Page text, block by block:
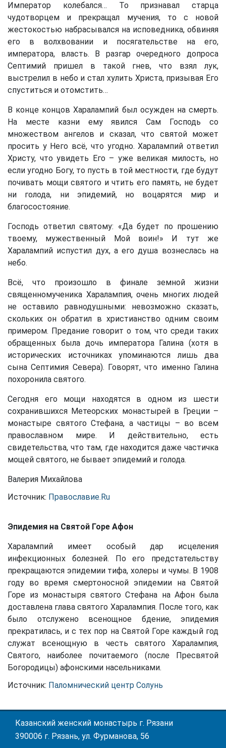
Император колебался… То признавал старца
чудотворцем и прекращал мучения, то с новой
жестокостью набрасывался на исповедника, обвиняя
его в волхвовании и посягательстве на его,
императора, власть. В разгар очередного допроса
Септимий пришел в такой гнев, что взял лук,
выстрелил в небо и стал хулить Христа, призывая Его
спуститься и отомстить…
В конце концов Харалампий был осужден на смерть.
На месте казни ему явился Сам Господь со
множеством ангелов и сказал, что святой может
просить у Него всё, что угодно. Харалампий ответил
Христу, что увидеть Его – уже великая милость, но
если угодно Богу, то пусть в той местности, где будут
почивать мощи святого и чтить его память, не будет
ни голода, ни эпидемий, но воцарятся мир и
благосостояние.
Господь ответил святому: «Да будет по прошению
твоему, мужественный Мой воин!» И тут же
Харалампий испустил дух, а его душа вознеслась на
небо.
Всё, что произошло в финале земной жизни
священномученика Харалампия, очень многих людей
не оставило равнодушными: невозможно сказать,
скольких он обратил в христианство одним своим
примером. Предание говорит о том, что среди таких
обращенных была дочь императора Галина (хотя в
исторических источниках упоминаются лишь два
сына Септимия Севера). Говорят, что именно Галина
похоронила святого.
Сегодня его мощи находятся в одном из шести
сохранившихся Метеорских монастырей в Греции –
монастыре святого Стефана, а частицы – во всем
православном мире. И действительно, есть
свидетельства, что там, где находится даже частичка
мощей святого, не бывает эпидемий и голода.
Валерия Михайлова
Источник: Православие.Ru
Эпидемия на Святой Горе Афон
Харалампий имеет особый дар исцеления
инфекционных болезней. По его предстательству
прекращаются эпидемии тифа, холеры и чумы. В 1908
году во время смертоносной эпидемии на Святой
Горе из монастыря святого Стефана на Афон была
доставлена глава святого Харалампия. После того, как
было отслужено всенощное бдение, эпидемия
прекратилась, и с тех пор на Святой Горе каждый год
служат всенощную в честь святого Харалампия,
Святого, наиболее почитаемого (после Пресвятой
Богородицы) афонскими насельниками.
Источник: Паломнический центр Солунь
Казанский женский монастырь г. Рязани
390006 г. Рязань, ул. Фурманова, 56